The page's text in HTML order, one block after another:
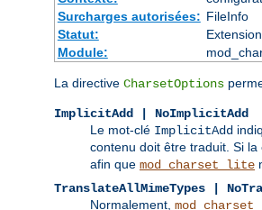
Surcharges autorisées: FileInfo
Statut:
Extension
Module:
La directive CharsetOptions
ImplicitAdd | NoImplicitAdd
Le mot-clé ImplicitAdd
contenu doit être traduit. Si
afin que mod_charset_lite
TranslateAllMimeTypes |
Normalement,